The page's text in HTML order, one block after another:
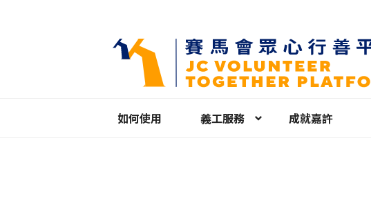
如何使用 義工服務 成就嘉許